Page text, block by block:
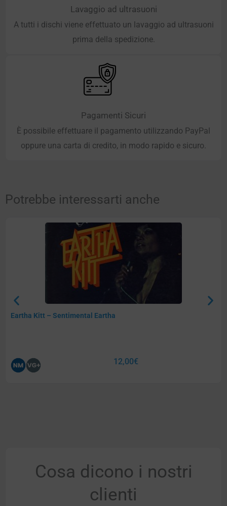
Lavaggio ad ultrasuoni
A tutti i dischi viene effettuato un lavaggio ad ultrasuoni
prima della spedizione.
Pagamenti Sicuri
È possibile effettuare il pagamento utilizzando PayPal
oppure una carta di credito, in modo rapido e sicuro.
Potrebbe interessarti anche
Eartha Kitt – Sentimental Eartha
12,00€
Cosa dicono i nostri
clienti